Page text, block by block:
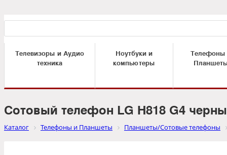
Телевизоры и Аудио
техника
Ноутбуки и
компьютеры
Телефоны
Сотовый телефон LG H818 G4
Каталог Телефоны и Планшеты Планшеты/Сотовые телефоны